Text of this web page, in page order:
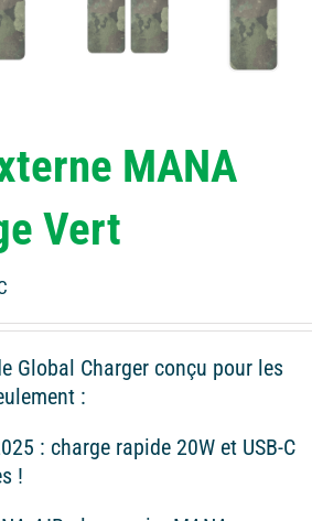
MANA
Vert
Global Charger conçu pour les
:
: charge rapide 20W et USB-C
!